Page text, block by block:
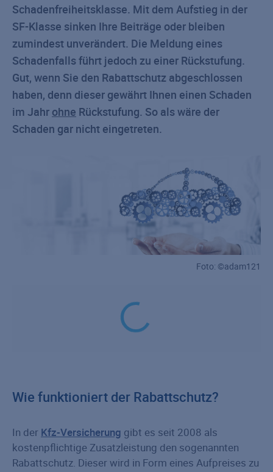
Schadenfreiheitsklasse. Mit dem Aufstieg in der
SF-Klasse sinken Ihre Beiträge oder bleiben
zumindest unverändert. Die Meldung eines
Schadenfalls führt jedoch zu einer Rückstufung.
Gut, wenn Sie den Rabattschutz abgeschlossen
haben, denn dieser gewährt Ihnen einen Schaden
im Jahr ohne Rückstufung. So als wäre der
Schaden gar nicht eingetreten.
Foto: ©adam121
Wie funktioniert der Rabattschutz?
In der Kfz-Versicherung gibt es seit 2008 als
kostenpflichtige Zusatzleistung den sogenannten
Rabattschutz. Dieser wird in Form eines Aufpreises zu